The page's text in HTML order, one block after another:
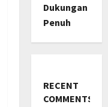
Dukungan
Penuh
RECENT
COMMENTS